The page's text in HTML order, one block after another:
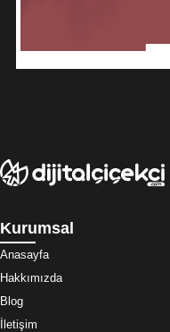
Kurumsal
Anasayfa
Hakkımızda
Blog
İletişim